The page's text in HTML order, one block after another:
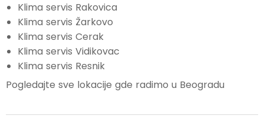
Klima servis Rakovica
Klima servis Žarkovo
Klima servis Cerak
Klima servis Vidikovac
Klima servis Resnik
Pogledajte sve lokacije gde radimo u Beogradu